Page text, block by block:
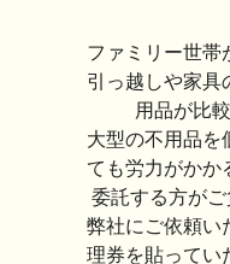
ファミリー世帯
引っ越しや家具
用品が比
大型の不用品を
ても労力がかか
委託する方が
弊社にご依頼い
理券を貼ってい